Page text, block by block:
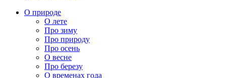
О природе
О лете
Про зиму
Про природу
Про осень
О весне
Про березу
О временах года